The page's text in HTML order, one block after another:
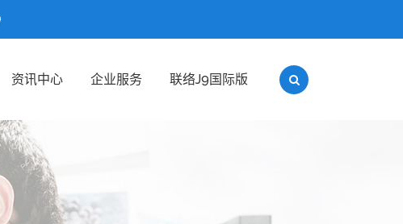
资讯中心 企业服务 联络J9国际版